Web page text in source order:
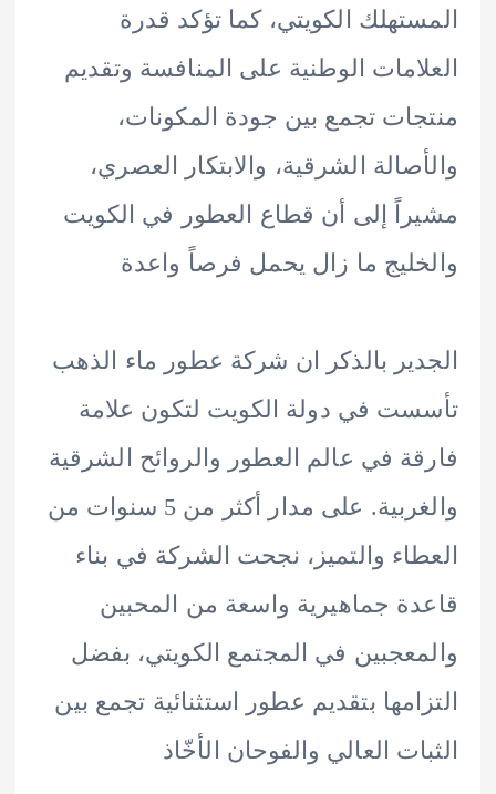
الكويتي، كما تؤكد قدرة
الوطنية على المنافسة وتقديم
تجمع بين جودة المكونات،
الشرقية، والابتكار العصري،
إلى أن قطاع العطور في الكويت
ما زال يحمل فرصاً واعدة
بالذكر ان شركة عطور ماء الذهب
في دولة الكويت لتكون علامة
في عالم العطور والروائح الشرقية
والغربية. على مدار أكثر من 5 سنوات من
والتميز، نجحت الشركة في بناء
جماهيرية واسعة من المحبين
في المجتمع الكويتي، بفضل
بتقديم عطور استثنائية تجمع بين
العالي والفوحان الأخّاذ